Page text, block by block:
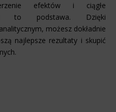
efektów i ciągłe
to podstawa. Dzięki
możesz dokładnie
najlepsze rezultaty i skupić